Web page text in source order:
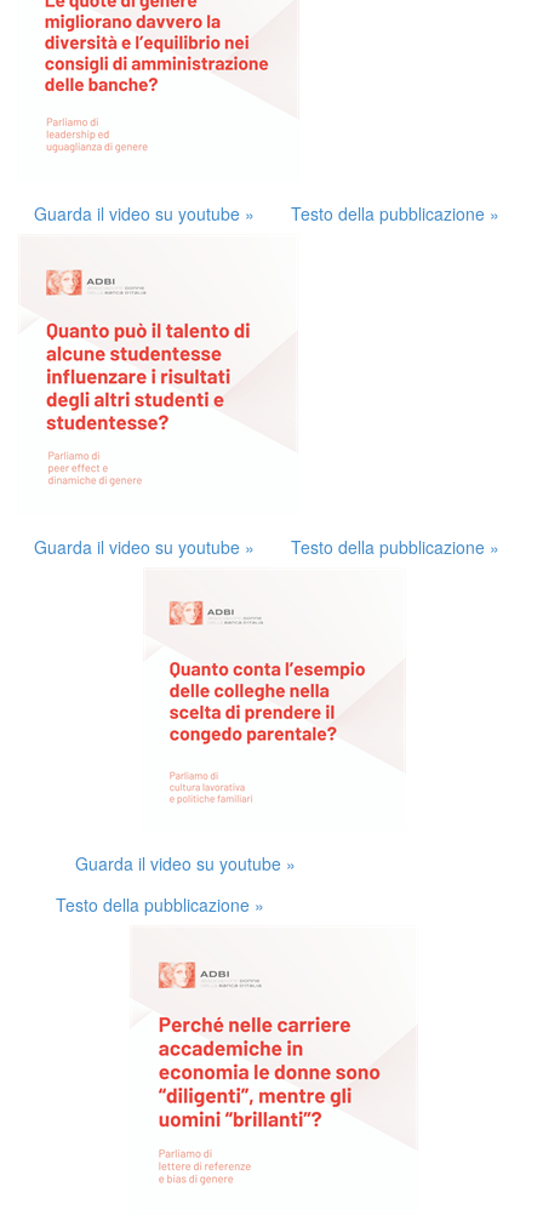
Guarda il video su youtube » Testo della pubblicazione »
Guarda il video su youtube » Testo della pubblicazione »
Guarda il video su youtube »
Testo della pubblicazione »